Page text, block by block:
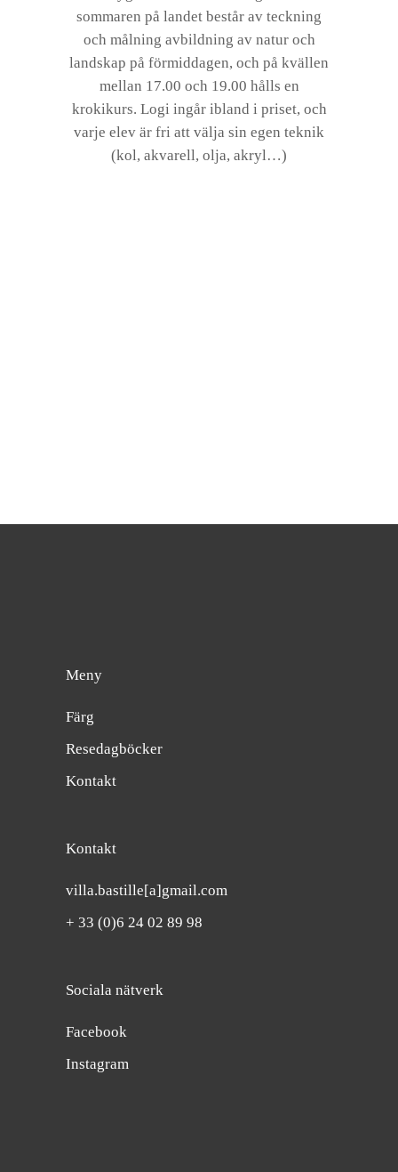
sommaren på landet består av teckning
och målning avbildning av natur och
landskap på förmiddagen, och på kvällen
mellan 17.00 och 19.00 hålls en
krokikurs. Logi ingår ibland i priset, och
varje elev är fri att välja sin egen teknik
(kol, akvarell, olja, akryl…)
Meny
Färg
Resedagböcker
Kontakt
Kontakt
villa.bastille[a]gmail.com
+ 33 (0)6 24 02 89 98
Sociala nätverk
Facebook
Instagram